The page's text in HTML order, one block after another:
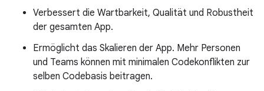
Verbessert die Wartbarkeit, Qualität und Robustheit
der gesamten App.
Ermöglicht das Skalieren der App. Mehr Personen
und Teams können mit minimalen Codekonflikten zur
selben Codebasis beitragen.